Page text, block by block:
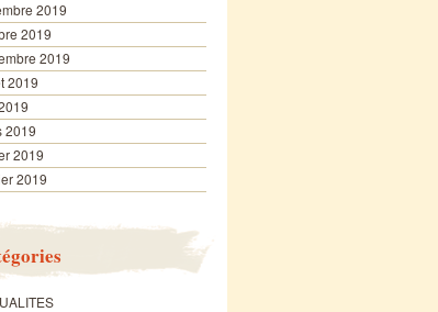
2019
2019
2019
2019
2019
2019
2019